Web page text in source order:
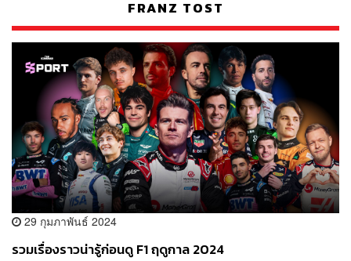
FRANZ TOST
29 กุมภาพันธ์ 2024
รวมเรื่องราวน่ารู้ก่อนดู F1 ฤดูกาล 2024